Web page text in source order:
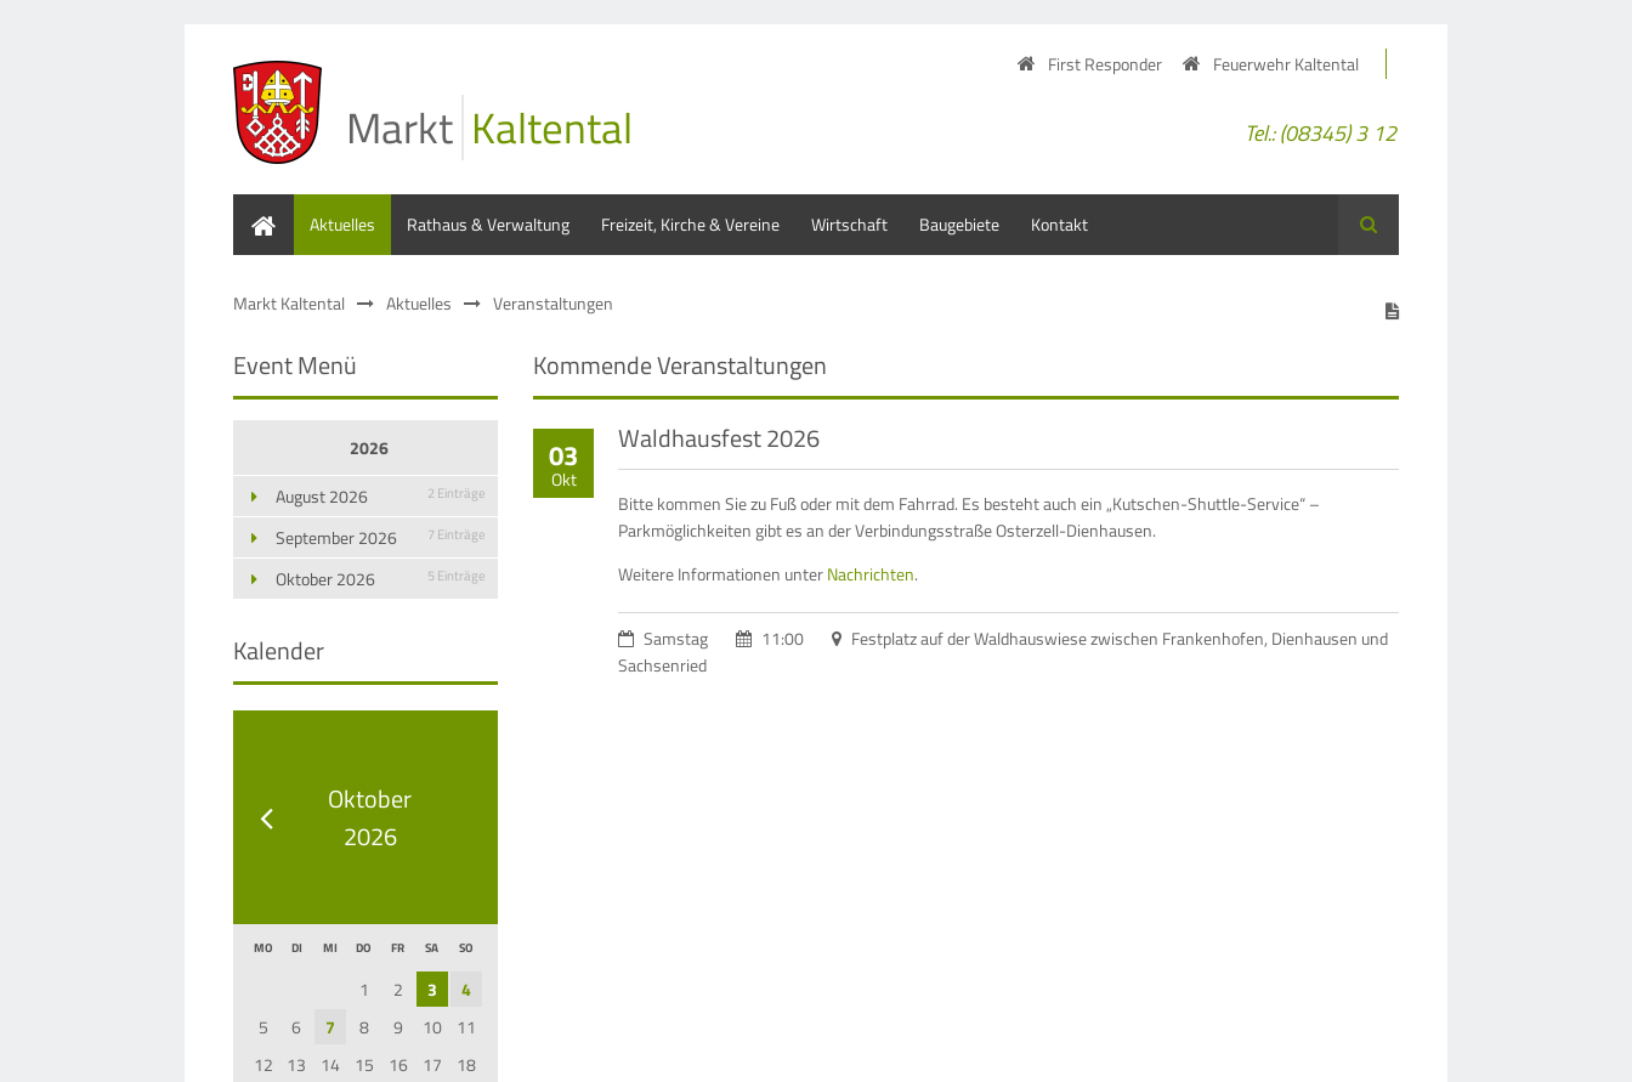
Markt Kaltental
First Responder Feuerwehr Kaltental
Tel.: (08345) 3 12
Aktuelles Rathaus & Verwaltung Freizeit, Kirche & Vereine Wirtschaft Baugebiete Kontakt Suche
Markt Kaltental Aktuelles Veranstaltungen
Kommende Veranstaltungen
03
Okt
Waldhausfest 2026
Bitte kommen Sie zu Fuß oder mit dem Fahrrad. Es besteht auch ein „Kutschen-Shuttle-Service“ –
Parkmöglichkeiten gibt es an der Verbindungsstraße Osterzell-Dienhausen.
Weitere Informationen unterNachrichten.
Samstag 11:00
Festplatz auf der Waldhauswiese zwischen Frankenhofen, Dienhausen und
Sachsenried
Event Menü
2026
August 2026
2 Einträge
September 2026 7 Einträge
Oktober 2026 5 Einträge
Kalender
Oktober
2026
MO DI MI DO FR SA SO
1 2 3
4
5
6 7 8 9 10
11
12
13 14 15 16 17
18